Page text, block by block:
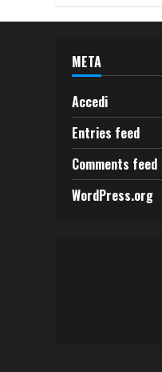
META
Accedi
Entries feed
Comments feed
WordPress.org